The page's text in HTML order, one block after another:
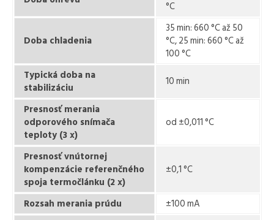
°C
Doba chladenia
35 min: 660 °C až 50
°C, 25 min: 660 °C až
100 °C
Typická doba na
stabilizáciu
10 min
Presnosť merania
odporového snímača
teploty (3 x)
od ±0,011 °C
Presnosť vnútornej
kompenzácie referenčného
spoja termočlánku (2 x)
±0,1 °C
Rozsah merania prúdu
±100 mA